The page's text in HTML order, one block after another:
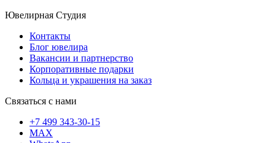
Ювелирная Студия
Контакты
Блог ювелира
Вакансии и партнерство
Корпоративные подарки
Кольца и украшения на заказ
Связаться с нами
+7 499 343-30-15
MAX